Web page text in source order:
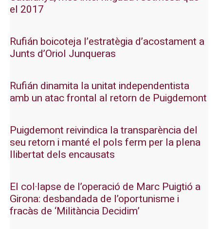
el 2017
Rufián boicoteja l’estratègia d’acostament a
Junts d’Oriol Junqueras
Rufián dinamita la unitat independentista
amb un atac frontal al retorn de Puigdemont
Puigdemont reivindica la transparència del
seu retorn i manté el pols ferm per la plena
llibertat dels encausats
El col·lapse de l’operació de Marc Puigtió a
Girona: desbandada de l’oportunisme i
fracàs de ‘Militància Decidim’